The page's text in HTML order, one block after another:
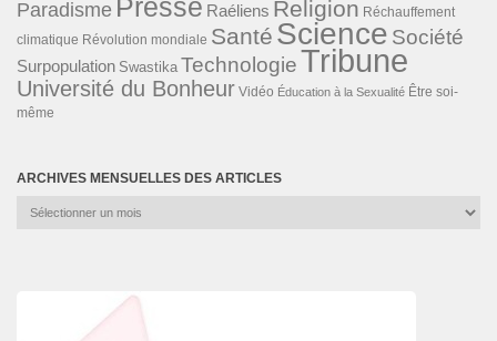
Paradisme Presse Raéliens Religion Réchauffement
climatique Révolution mondiale Santé Science Société
Surpopulation Swastika TechnologieTribune
Université du Bonheur Vidéo Éducation à la Sexualité Être soi-
même
ARCHIVES MENSUELLES DES ARTICLES
Archives